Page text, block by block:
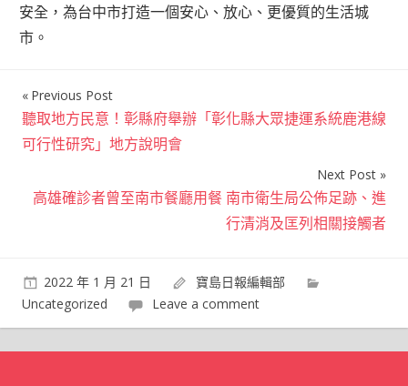
安全，為台中市打造一個安心、放心、更優質的生活城
市。
文
章
覽
Previous Post
聽取地方民意！彰縣府舉辦「彰化縣大眾捷運系統鹿港線
可行性研究」地方說明會
Next Post
高雄確診者曾至南市餐廳用餐 南市衛生局公佈足跡、進
行清消及匡列相關接觸者
2022 年 1 月 21 日
寶島日報編輯部
Uncategorized
Leave a comment